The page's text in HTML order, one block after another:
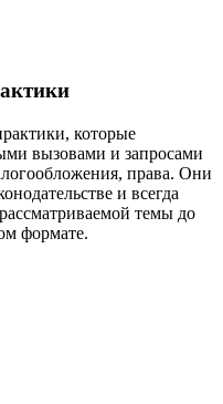
которые
вызовами и запросами
права. Они
и всегда
темы до
формате.